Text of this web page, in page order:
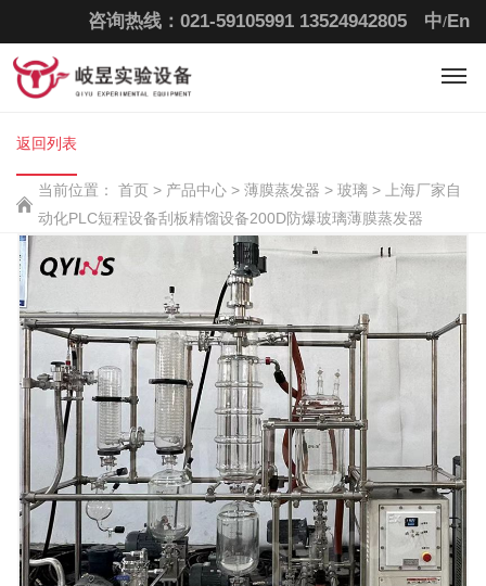
中/En
咨询热线：021-59105991 13524942805
返回列表
当前位置： 首页 > 产品中心 > 薄膜蒸发器 > 玻璃 >
上海厂家自
动化PLC短程设备刮板精馏设备200D防爆玻璃薄膜蒸发器